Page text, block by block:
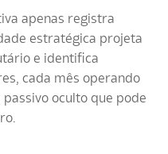
apenas registra
estratégica projeta
e identifica
cada mês operando
oculto que pode